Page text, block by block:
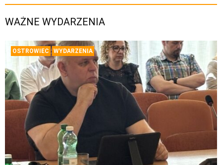
WAŻNE WYDARZENIA
OSTROWIEC WYDARZENIA